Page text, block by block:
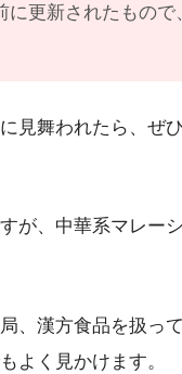
に更新されたもの
見舞われたら、ぜ
が、中華系マレー
、漢方食品を扱っ
よく見かけます。